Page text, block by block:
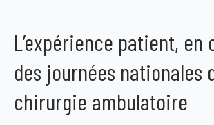
L’expérience patient, en
des journées nationales
chirurgie ambulatoire